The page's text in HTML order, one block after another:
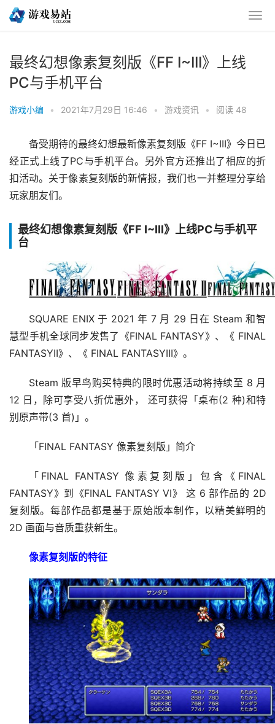
最终幻想像素复刻版《FF I~III》上线
PC与手机平台
游戏小编 • 2021年7月29日 16:46 • 游戏资讯 • 阅读 48
备受期待的最终幻想最新像素复刻版《FF I~III》今日已
经正式上线了PC与手机平台。另外官方还推出了相应的折
扣活动。关于像素复刻版的新情报，我们也一并整理分享给
玩家朋友们。
最终幻想像素复刻版《FF I~III》上线PC与手机平
台
SQUARE ENIX 于 2021 年 7 月 29 日在 Steam 和智
慧型手机全球同步发售了《FINAL FANTASY》、《 FINAL
FANTASYII》、《 FINAL FANTASYIII》。
Steam 版早鸟购买特典的限时优惠活动将持续至 8 月
12 日，除可享受八折优惠外， 还可获得「桌布(2 种)和特
别原声带(3 首)」。
「FINAL FANTASY 像素复刻版」简介
「FINAL FANTASY 像素复刻版」包含《FINAL
FANTASY》到《FINAL FANTASY VI》 这 6 部作品的 2D
复刻版。每部作品都是基于原始版本制作，以精美鲜明的
2D 画面与音质重获新生。
像素复刻版的特征